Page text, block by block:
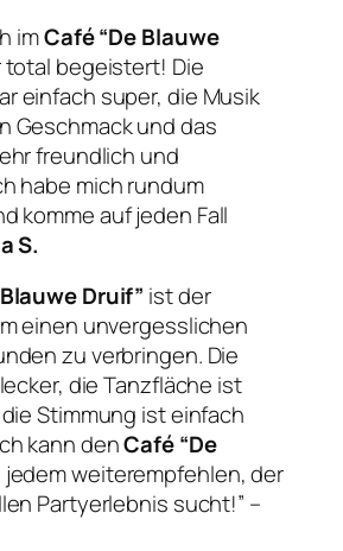
imCafé “De Blauwe
total begeistert! Die
einfach super, die Musik
Geschmack und das
freundlich und
habe mich rundum
komme auf jeden Fall
S.
Druif” ist der
einen unvergesslichen
zu verbringen. Die
die Tanzfläche ist
Stimmung ist einfach
kann denCafé “De
jedem weiterempfehlen, der
Partyerlebnis sucht!” –